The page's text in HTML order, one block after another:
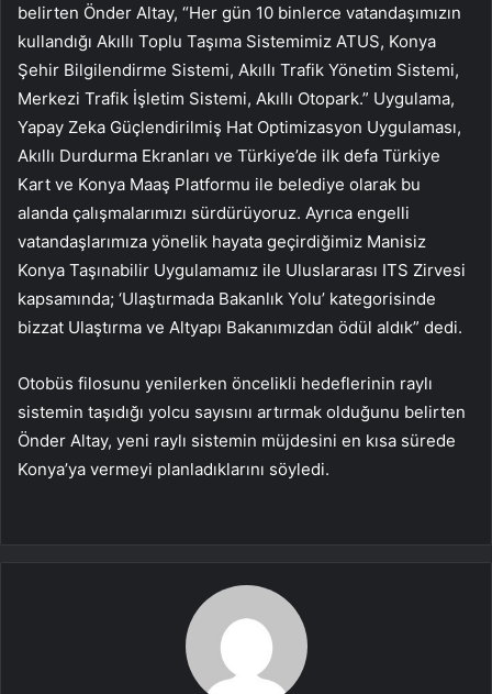
belirten Önder Altay, “Her gün 10 binlerce vatandaşımızın
kullandığı Akıllı Toplu Taşıma Sistemimiz ATUS, Konya
Şehir Bilgilendirme Sistemi, Akıllı Trafik Yönetim Sistemi,
Merkezi Trafik İşletim Sistemi, Akıllı Otopark.” Uygulama,
Yapay Zeka Güçlendirilmiş Hat Optimizasyon Uygulaması,
Akıllı Durdurma Ekranları ve Türkiye’de ilk defa Türkiye
Kart ve Konya Maaş Platformu ile belediye olarak bu
alanda çalışmalarımızı sürdürüyoruz. Ayrıca engelli
vatandaşlarımıza yönelik hayata geçirdiğimiz Manisiz
Konya Taşınabilir Uygulamamız ile Uluslararası ITS Zirvesi
kapsamında; ‘Ulaştırmada Bakanlık Yolu’ kategorisinde
bizzat Ulaştırma ve Altyapı Bakanımızdan ödül aldık” dedi.
Otobüs filosunu yenilerken öncelikli hedeflerinin raylı
sistemin taşıdığı yolcu sayısını artırmak olduğunu belirten
Önder Altay, yeni raylı sistemin müjdesini en kısa sürede
Konya’ya vermeyi planladıklarını söyledi.